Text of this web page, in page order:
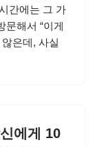
간에는 그 가
문해서 “이게
은데, 사실
에게 10